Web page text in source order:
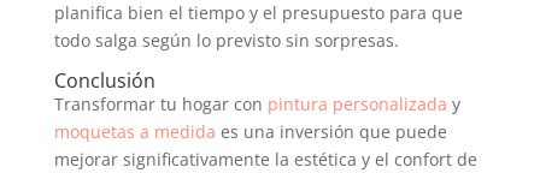
planifica bien el tiempo y el presupuesto para que
todo salga según lo previsto sin sorpresas.
Conclusión
Transformar tu hogar con pintura personalizada y
moquetas a medida es una inversión que puede
mejorar significativamente la estética y el confort de